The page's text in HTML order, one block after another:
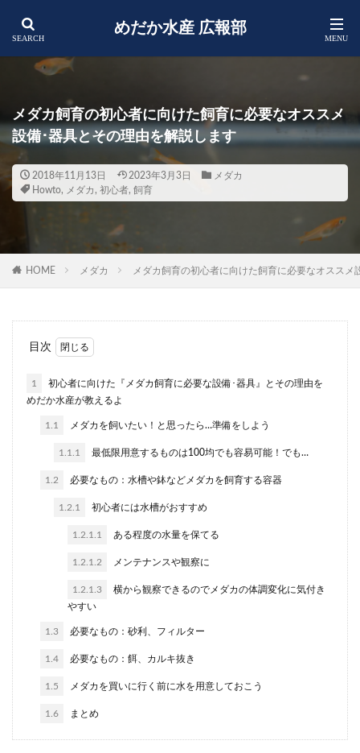
めだか水産 広報部
メダカ飼育の初心者に向けた飼育に必要なオススメ
設備･器具とその理由を解説します
2018年11月13日 2023年3月3日
メダカ
Howto, メダカ , 初心者, 飼育
HOME メダカ メダカ飼育の初心者に向けた飼育に必要なオススメ
目次
1
初心者に向けた『メダカ飼育に必要な設備･器具』とその理由を
めだか水産が教えるよ
1.1 メダカを飼いたい！と思ったら…準備をしよう
1.1.1 最低限用意するものは100均でも容易可能！でも…
1.2 必要なもの：水槽や鉢などメダカを飼育する容器
1.2.1 初心者には水槽がおすすめ
1.2.1.1 ある程度の水量を保てる
1.2.1.2 メンテナンスや観察に
1.2.1.3
横から観察できるのでメダカの体調変化に気付き
やすい
1.3 必要なもの：砂利、フィルター
1.4 必要なもの：餌、カルキ抜き
1.5 メダカを買いに行く前に水を用意しておこう
1.6 まとめ